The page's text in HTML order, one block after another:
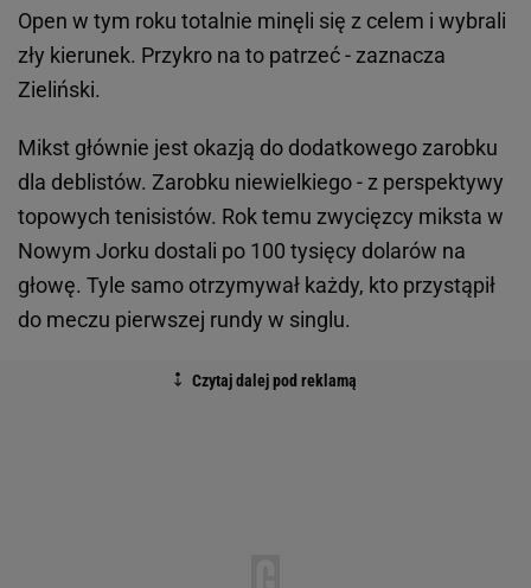
Open w tym roku totalnie minęli się z celem i wybrali
zły kierunek. Przykro na to patrzeć - zaznacza
Zieliński.
Mikst głównie jest okazją do dodatkowego zarobku
dla deblistów. Zarobku niewielkiego - z perspektywy
topowych tenisistów. Rok temu zwycięzcy miksta w
Nowym Jorku dostali po 100 tysięcy dolarów na
głowę. Tyle samo otrzymywał każdy, kto przystąpił
do meczu pierwszej rundy w singlu.